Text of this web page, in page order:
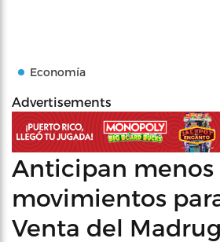
Economía
Advertisements
Anticipan menos
movimientos
Venta del